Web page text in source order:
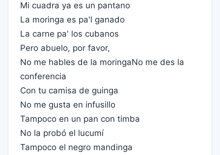
Mi cuadra ya es un pantano
La moringa es pa'l ganado
La carne pa' los cubanos
Pero abuelo, por favor,
No me hables de la moringaNo me des la
conferencia
Con tu camisa de guinga
No me gusta en infusillo
Tampoco en un pan con timba
No la probó el lucumí
Tampoco el negro mandinga